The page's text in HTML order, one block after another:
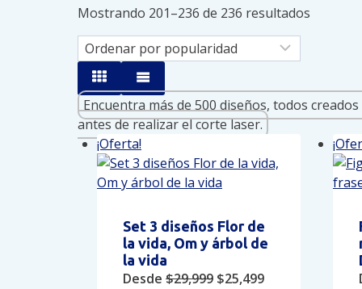
Mostrando 201–236 de 236 resultados
¡Oferta!
Set 3 diseños Flor de
la vida, Om y árbol de
la vida
Desde $29,999 Original
$25,499Current